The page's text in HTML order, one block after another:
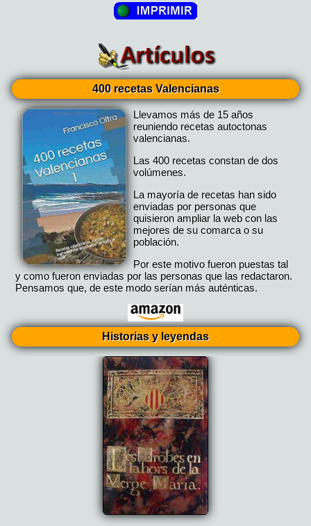
400 recetas Valencianas
Llevamos más de 15 años
reuniendo recetas autoctonas
valencianas.
Las 400 recetas constan de dos
volúmenes.
La mayoría de recetas han sido
enviadas por personas que
quisieron ampliar la web con las
mejores de su comarca o su
población.
Por este motivo fueron puestas tal
y como fueron enviadas por las personas que las redactaron.
Pensamos que, de este modo serían más auténticas.
Historias y leyendas